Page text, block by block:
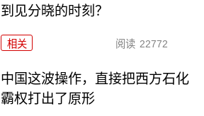
到见分晓的时刻？
相关 阅读 22772
中国这波操作，直接把西方石化
霸权打出了原形